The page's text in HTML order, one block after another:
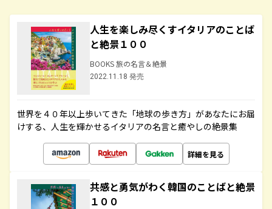
人生を楽しみ尽くすイタリアのことば
と絶景１００
BOOKS 旅の名言＆絶景
2022.11.18 発売
世界を４０年以上歩いてきた「地球の歩き方」があなたにお届
けする、人生を輝かせるイタリアの名言と癒やしの絶景集
詳細を見る
共感と勇気がわく韓国のことばと絶景
１００